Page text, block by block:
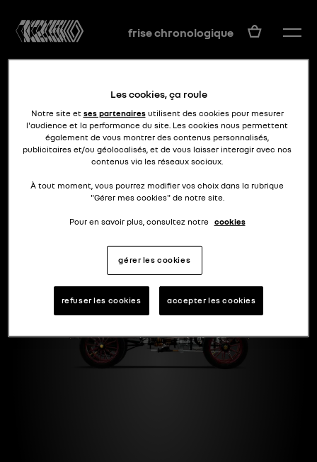
frise chronologique FR
Type A
TYPE K
Les cookies, ça roule
Notre site et ses partenairesutilisent des cookies pour mesurer
l'audience et la performance du site. Les cookies nous permettent
également de vous montrer des contenus personnalisés,
publicitaires et/ou géolocalisés, et de vous laisser interagir avec nos
contenus via les réseaux sociaux.
À tout moment, vous pourrez modifier vos choix dans la rubrique
"Gérer mes cookies" de notre site.
Pour en savoir plus, consultez notre cookies
gérer les cookies
refuser les cookies accepter les cookies